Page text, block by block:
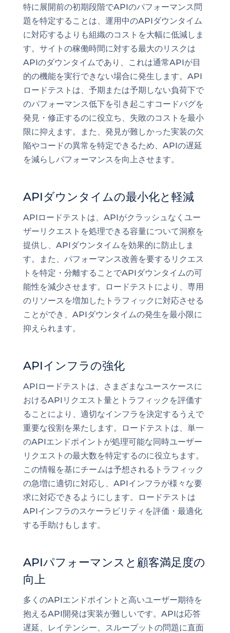
特に展開前の初期段階でAPIのパフォーマンス問
題を特定することは、運用中のAPIダウンタイム
に対応するよりも組織のコストを大幅に低減しま
す。サイトの稼働時間に対する最大のリスクは
APIのダウンタイムであり、これは通常APIが目
的の機能を実行できない場合に発生します。API
ロードテストは、予期または予期しない負荷下で
のパフォーマンス低下を引き起こすコードバグを
発見・修正するのに役立ち、失敗のコストを最小
限に抑えます。また、発見が難しかった実装の欠
陥やコードの異常を特定できるため、APIの遅延
を減らしパフォーマンスを向上させます。
APIダウンタイムの最小化と軽減
APIロードテストは、APIがクラッシュなくユー
ザーリクエストを処理できる容量について洞察を
提供し、APIダウンタイムを効果的に防止しま
す。また、パフォーマンス改善を要するリクエス
トを特定・分離することでAPIダウンタイムの可
能性を減少させます。ロードテストにより、専用
のリソースを増加したトラフィックに対応させる
ことができ、APIダウンタイムの発生を最小限に
抑えられます。
APIインフラの強化
APIロードテストは、さまざまなユースケースに
おけるAPIリクエスト量とトラフィックを評価す
ることにより、適切なインフラを決定するうえで
重要な役割を果たします。ロードテストは、単一
のAPIエンドポイントが処理可能な同時ユーザー
リクエストの最大数を特定するのに役立ちます。
この情報を基にチームは予想されるトラフィック
の急増に適切に対応し、APIインフラが様々な要
求に対応できるようにします。ロードテストは
APIインフラのスケーラビリティを評価・最適化
する手助けもします。
APIパフォーマンスと顧客満足度の
向上
多くのAPIエンドポイントと高いユーザー期待を
抱えるAPI開発は実装が難しいです。APIは応答
遅延、レイテンシー、スループットの問題に直面